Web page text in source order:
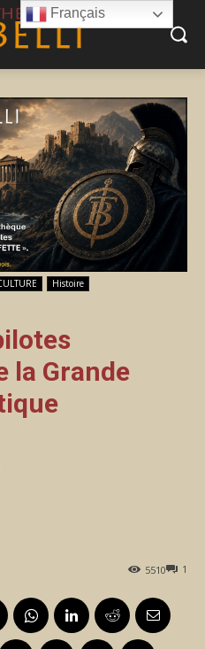
Histoire
la Grande
1
5510
Français